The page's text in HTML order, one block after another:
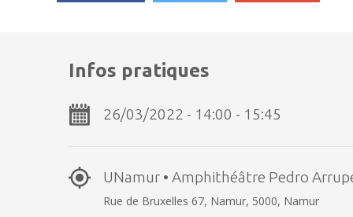
Infos pratiques
26/03/2022 - 14:00 - 15:45
UNamur • Amphithéâtre Pedro
Rue de Bruxelles 67, Namur, 5000, Namur